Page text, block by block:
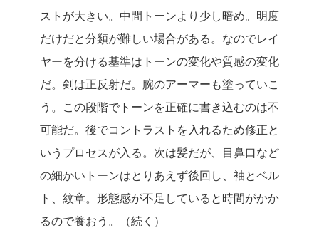
ストが大きい。中間トーンより少し暗め。明度
だけだと分類が難しい場合がある。なのでレイ
ヤーを分ける基準はトーンの変化や質感の変化
だ。剣は正反射だ。腕のアーマーも塗っていこ
う。この段階でトーンを正確に書き込むのは不
可能だ。後でコントラストを入れるため修正と
いうプロセスが入る。次は髪だが、目鼻口など
の細かいトーンはとりあえず後回し、袖とベル
ト、紋章。形態感が不足していると時間がかか
るので養おう。（続く）